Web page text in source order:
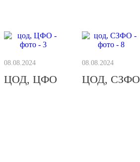
08.08.2024
ЦОД, ЦФО
08.08.2024
ЦОД, СЗФО